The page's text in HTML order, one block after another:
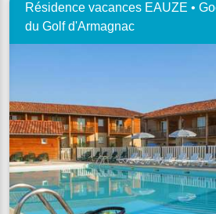
Résidence vacances EAUZE •
du Golf d'Armagnac